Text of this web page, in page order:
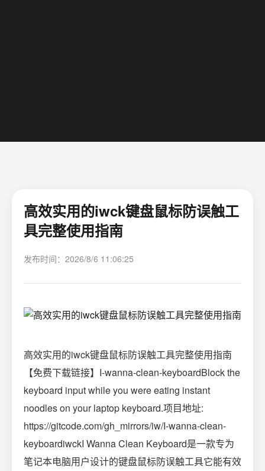
高效实用的iwck键盘鼠标防误触工
具完整使用指南
发布时间：2026/8/6 11:06:25
高效实用的iwck键盘鼠标防误触工具完整使用指南
【免费下载链接】I-wanna-clean-keyboardBlock the
keyboard input while you were eating instant
noodles on your laptop keyboard.项目地址:
https://gitcode.com/gh_mirrors/iw/I-wanna-clean-
keyboardiwckI Wanna Clean Keyboard是一款专为
笔记本电脑用户设计的键盘鼠标防误触工具它能有效